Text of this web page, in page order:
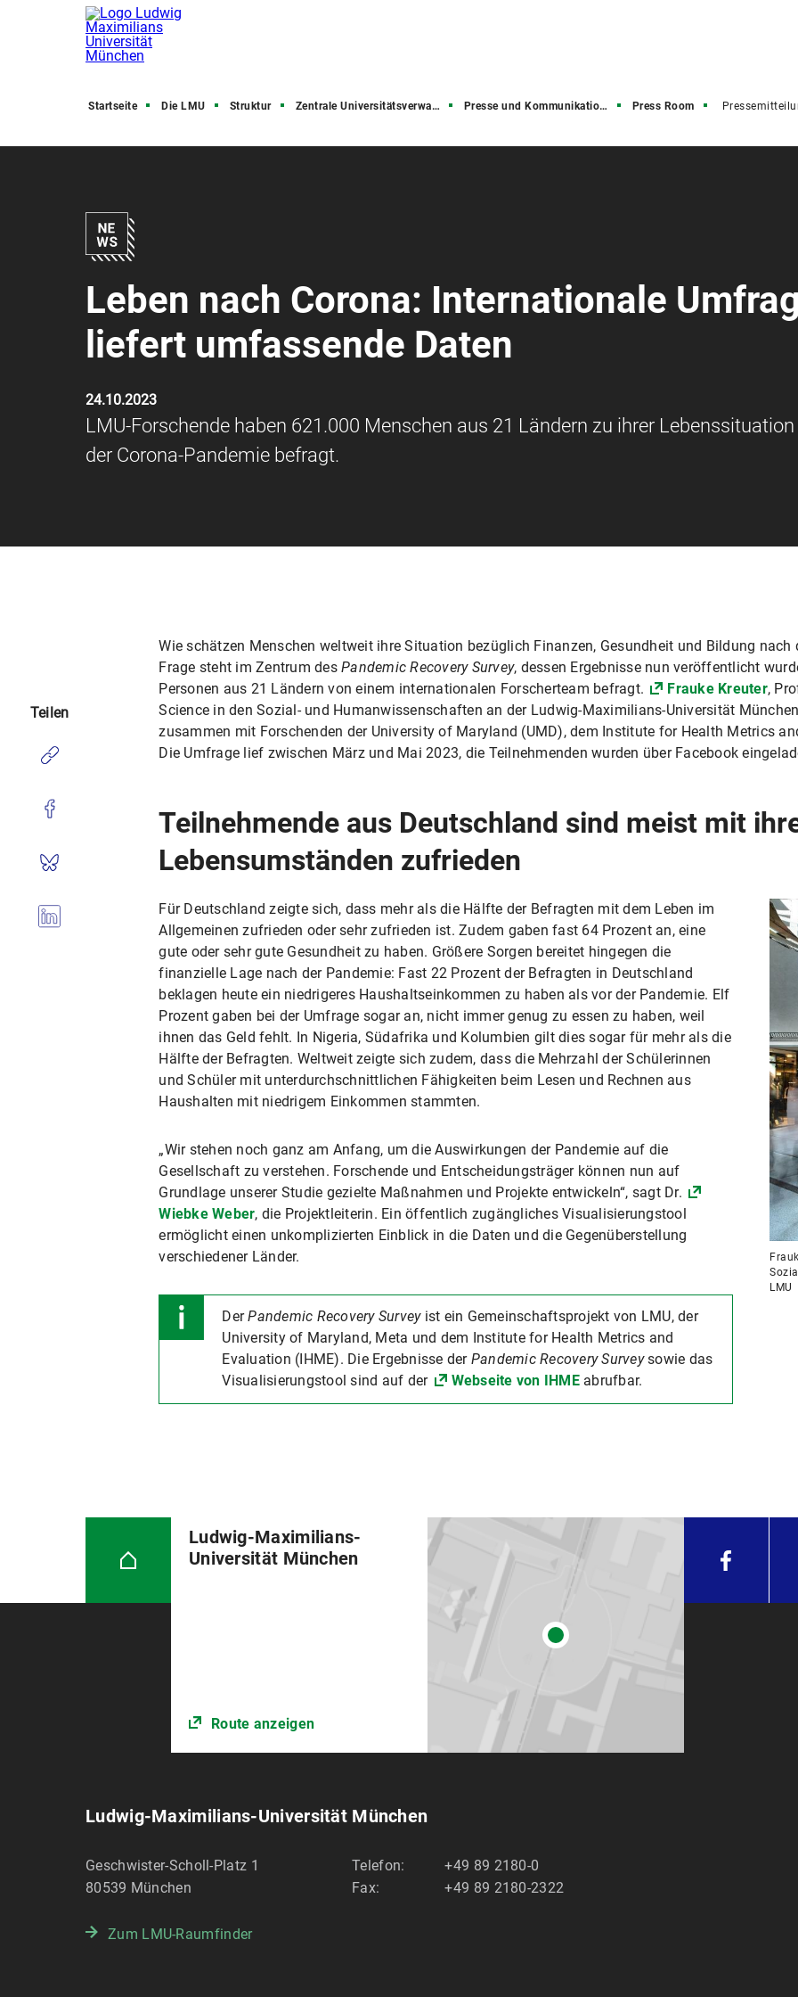
Startseite Die LMU Struktur Zentrale Universitätsverwaltung Presse und Kommunikation (PuK) Press Room
Leben nach Corona: Internationale
liefert umfassende Daten
24.10.2023
LMU-Forschende haben 621.000 Menschen aus 21 Ländern zu ihrer
der Corona-Pandemie befragt.
Wie schätzen Menschen weltweit ihre Situation bezüglich Finanzen, Gesundheit und Bildung nach
Frage steht im Zentrum desPandemic Recovery Survey, dessen Ergebnisse nun veröffentlicht
Personen aus 21 Ländern von einem internationalen Forscherteam befragt.
Frauke Kreuter,
Science in den Sozial- und Humanwissenschaften an der Ludwig-Maximilians-Universität
zusammen mit Forschenden der University of Maryland (UMD), dem Institute for Health Metrics
Die Umfrage lief zwischen März und Mai 2023, die Teilnehmenden wurden über Facebook
Teilnehmende aus Deutschland sind meist mit
Lebensumständen zufrieden
LMU
Für Deutschland zeigte sich, dass mehr als die Hälfte der Befragten mit dem Leben im
Allgemeinen zufrieden oder sehr zufrieden ist. Zudem gaben fast 64 Prozent an, eine
gute oder sehr gute Gesundheit zu haben. Größere Sorgen bereitet hingegen die
finanzielle Lage nach der Pandemie: Fast 22 Prozent der Befragten in Deutschland
beklagen heute ein niedrigeres Haushaltseinkommen zu haben als vor der Pandemie. Elf
Prozent gaben bei der Umfrage sogar an, nicht immer genug zu essen zu haben, weil
ihnen das Geld fehlt. In Nigeria, Südafrika und Kolumbien gilt dies sogar für mehr als die
Hälfte der Befragten. Weltweit zeigte sich zudem, dass die Mehrzahl der Schülerinnen
und Schüler mit unterdurchschnittlichen Fähigkeiten beim Lesen und Rechnen aus
Haushalten mit niedrigem Einkommen stammten.
„Wir stehen noch ganz am Anfang, um die Auswirkungen der Pandemie auf die
Gesellschaft zu verstehen. Forschende und Entscheidungsträger können nun auf
Grundlage unserer Studie gezielte Maßnahmen und Projekte entwickeln“, sagt Dr.
Wiebke Weber, die Projektleiterin. Ein öffentlich zugängliches Visualisierungstool
ermöglicht einen unkomplizierten Einblick in die Daten und die Gegenüberstellung
verschiedener Länder.
DerPandemic Recovery Survey ist ein Gemeinschaftsprojekt von LMU, der
University of Maryland, Meta und dem Institute for Health Metrics and
Evaluation (IHME). Die Ergebnisse der Pandemic Recovery Surveysowie das
Visualisierungstool sind auf der
Webseite von IHMEabrufbar.
Teilen
Ludwig-Maximilians-
Universität München
Route anzeigen
Ludwig-Maximilians-Universität München
Geschwister-Scholl-Platz 1
80539 München
Telefon:
+49 89 2180-0
Fax:
+49 89 2180-2322
Zum LMU-Raumfinder